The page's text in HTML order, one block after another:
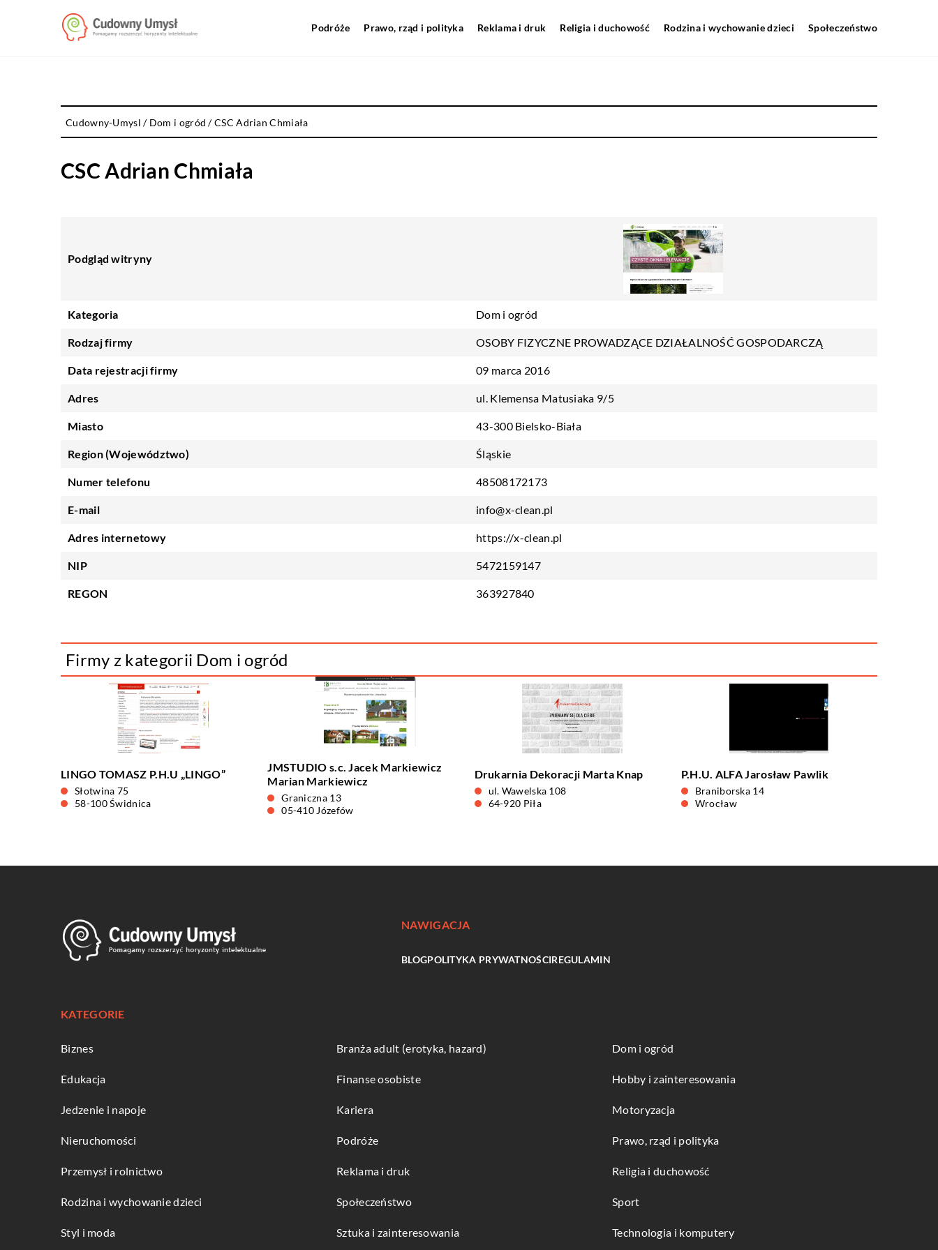
Podróże Prawo, rząd i polityka Reklama i druk Religia i duchowość Rodzina i wychowanie dzieci Społeczeństwo
Cudowny-Umysl / Dom i ogród /CSC Adrian Chmiała
CSC Adrian Chmiała
Podgląd witryny
Kategoria Dom i ogród
Rodzaj firmy OSOBY FIZYCZNE PROWADZĄCE DZIAŁALNOŚĆ GOSPODARCZĄ
Data rejestracji firmy 09 marca 2016
Adres ul. Klemensa Matusiaka 9/5
Miasto 43-300 Bielsko-Biała
Region (Województwo) Śląskie
Numer telefonu 48508172173
E-mail info@x-clean.pl
Adres internetowy https://x-clean.pl
NIP 5472159147
REGON 363927840
Firmy z kategorii Dom i ogród
LINGO TOMASZ P.H.U „LINGO”
Słotwina 75
58-100 Świdnica
JMSTUDIO s.c. Jacek Markiewicz
Marian Markiewicz
Graniczna 13
05-410 Józefów
Drukarnia Dekoracji Marta Knap
ul. Wawelska 108
64-920 Piła
P.H.U. ALFA Jarosław Pawlik
Braniborska 14
Wrocław
NAWIGACJA
BLOGPOLITYKA PRYWATNOŚCIREGULAMIN
KATEGORIE
Biznes Branża adult (erotyka, hazard) Dom i ogród
Edukacja Finanse osobiste Hobby i zainteresowania
Jedzenie i napoje Kariera Motoryzacja
Nieruchomości Podróże Prawo, rząd i polityka
Przemysł i rolnictwo Reklama i druk Religia i duchowość
Rodzina i wychowanie dzieci Społeczeństwo Sport
Styl i moda Sztuka i zainteresowania Technologia i komputery